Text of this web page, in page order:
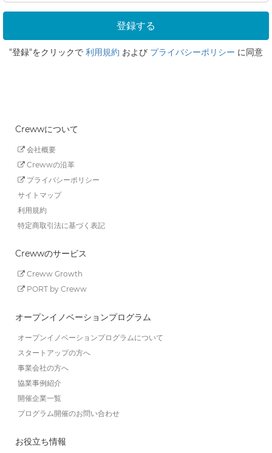
"登録"をクリックで 利用規約 および プライバシーポリシー に同意
Crewwについて
会社概要
Crewwの沿革
プライバシーポリシー
サイトマップ
利用規約
特定商取引法に基づく表記
Crewwのサービス
Creww Growth
PORT by Creww
オープンイノベーションプログラム
オープンイノベーションプログラムについて
スタートアップの方へ
事業会社の方へ
協業事例紹介
開催企業一覧
プログラム開催のお問い合わせ
お役立ち情報